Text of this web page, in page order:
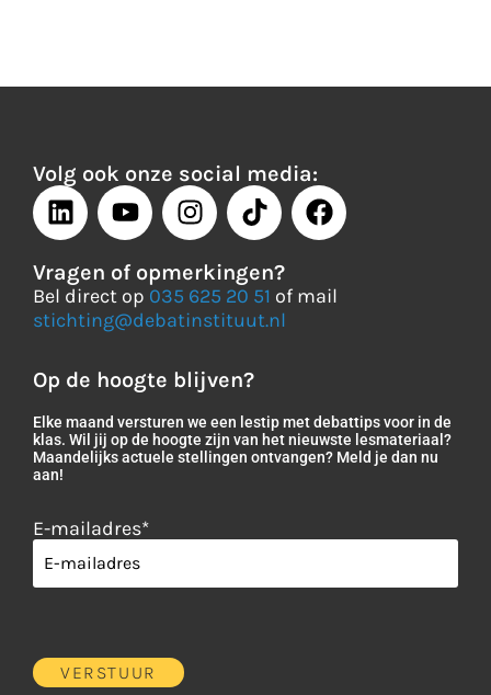
Volg ook onze social media:
Vragen of opmerkingen?
Bel direct op 035 625 20 51 of mail
stichting@debatinstituut.nl
Op de hoogte blijven?
Elke maand versturen we een lestip met debattips voor in de
klas. Wil jij op de hoogte zijn van het nieuwste lesmateriaal?
Maandelijks actuele stellingen ontvangen? Meld je dan nu
aan!
E-mailadres*